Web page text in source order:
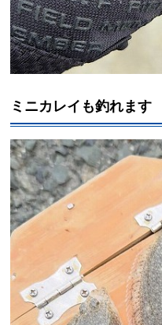
ミニカレイも釣れます